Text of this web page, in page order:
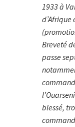
1933 à
d’Afrique
Breveté
passe
blessé,